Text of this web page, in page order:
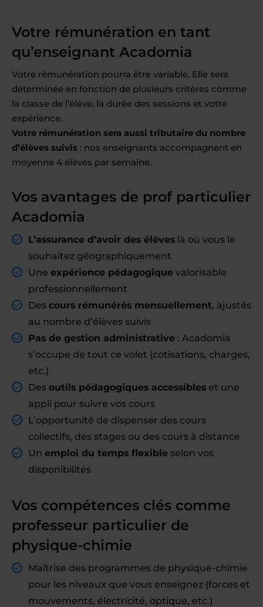
Votre rémunération en tant
qu’enseignant Acadomia
Votre rémunération pourra être variable. Elle sera
déterminée en fonction de plusieurs critères comme
la classe de l’élève, la durée des sessions et votre
expérience.
Votre rémunération sera aussi tributaire du nombre
d’élèves suivis : nos enseignants accompagnent en
moyenne 4 élèves par semaine.
Vos avantages de prof particulier
Acadomia
L’assurance d’avoir des élèves là où vous le
souhaitez géographiquement
Une expérience pédagogique valorisable
professionnellement
Des cours rémunérés mensuellement, ajustés
au nombre d’élèves suivis
Pas de gestion administrative : Acadomia
s’occupe de tout ce volet (cotisations, charges,
etc.)
Des outils pédagogiques accessibles et une
appli pour suivre vos cours
L’opportunité de dispenser des cours
collectifs, des stages ou des cours à distance
Un emploi du temps flexible selon vos
disponibilités
Vos compétences clés comme
professeur particulier de
physique-chimie
Maîtrise des programmes de physique-chimie
pour les niveaux que vous enseignez (forces et
mouvements, électricité, optique, etc.)